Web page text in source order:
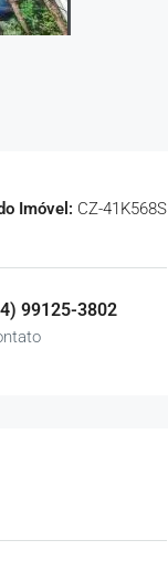
Imóvel: CZ-41K568S
99125-3802